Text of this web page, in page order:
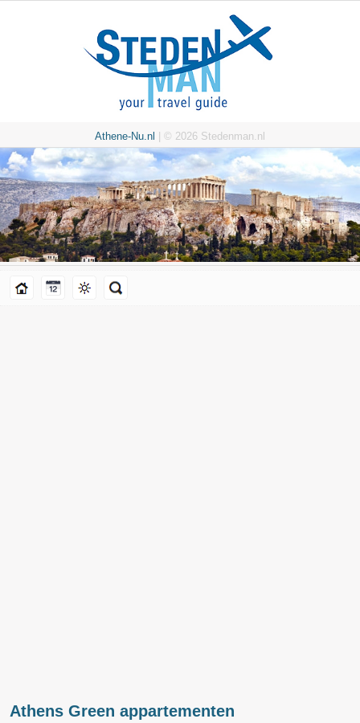
Athene-Nu.nl | © 2026 Stedenman.nl
Athens Green appartementen